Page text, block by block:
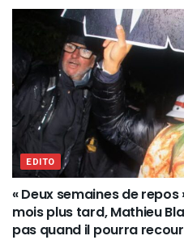
EDITO
« Deux semaines de
mois plus tard, Mathieu
pas quand il pourra